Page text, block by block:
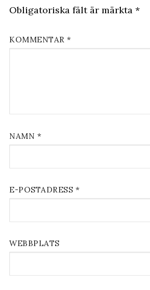
Obligatoriska fält är märkta *
KOMMENTAR *
NAMN *
E-POSTADRESS *
WEBBPLATS